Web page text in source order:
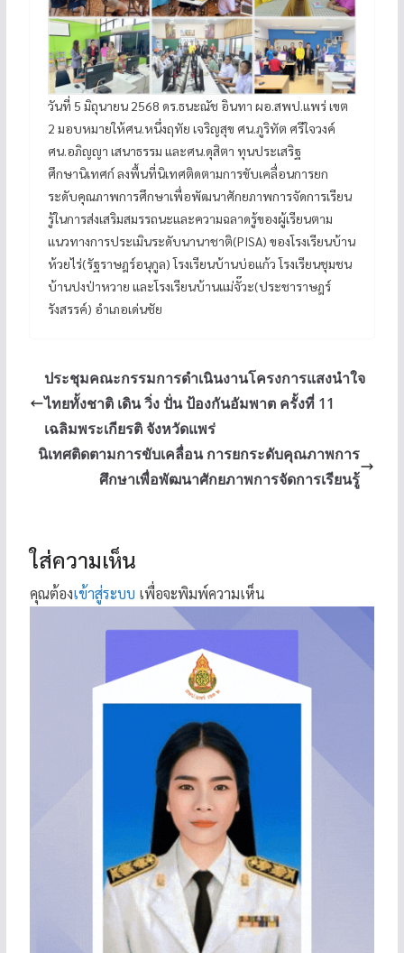
วันที่ 5 มิถุนายน 2568 ดร.ธนะณัช อินทา ผอ.สพป.แพร่ เขต
2 มอบหมายให้ศน.หนึ่งฤทัย เจริญสุข ศน.ภูริทัต ศรีใจวงค์
ศน.อภิญญา เสนาธรรม และศน.ดุสิตา ทุนประเสริฐ
ศึกษานิเทศก์ ลงพื้นที่นิเทศติดตามการขับเคลื่อนการยก
ระดับคุณภาพการศึกษาเพื่อพัฒนาศักยภาพการจัดการเรียน
รู้ในการส่งเสริมสมรรถนะและความฉลาดรู้ของผู้เรียนตาม
แนวทางการประเมินระดับนานาชาติ(PISA) ของโรงเรียนบ้าน
ห้วยไร่(รัฐราษฎร์อนุกูล) โรงเรียนบ้านบ่อแก้ว โรงเรียนชุมชน
บ้านปงป่าหวาย และโรงเรียนบ้านแม่จั๊วะ(ประชาราษฎร์
รังสรรค์) อำเภอเด่นชัย
ประชุมคณะกรรมการดำเนินงานโครงการแสงนำใจ
ไทยทั้งชาติ เดิน วิ่ง ปั่น ป้องกันอัมพาต ครั้งที่ 11
เฉลิมพระเกียรติ จังหวัดแพร่
นิเทศติดตามการขับเคลื่อน การยกระดับคุณภาพการ
ศึกษาเพื่อพัฒนาศักยภาพการจัดการเรียนรู้
ใส่ความเห็น
คุณต้องเข้าสู่ระบบ เพื่อจะพิมพ์ความเห็น